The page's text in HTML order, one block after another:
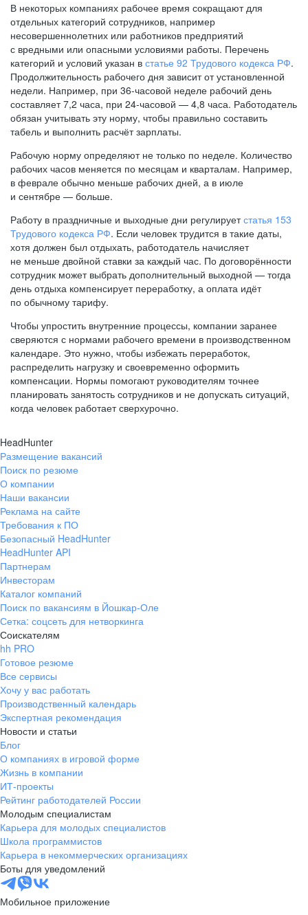
В некоторых компаниях рабочее время сокращают для
отдельных категорий сотрудников, например
несовершеннолетних или работников предприятий
с вредными или опасными условиями работы. Перечень
категорий и условий указан в статье 92 Трудового кодекса РФ.
Продолжительность рабочего дня зависит от установленной
недели. Например, при 36-часовой неделе рабочий день
составляет 7,2 часа, при 24-часовой — 4,8 часа. Работодатель
обязан учитывать эту норму, чтобы правильно составить
табель и выполнить расчёт зарплаты.
Рабочую норму определяют не только по неделе. Количество
рабочих часов меняется по месяцам и кварталам. Например,
в феврале обычно меньше рабочих дней, а в июле
и сентябре — больше.
Работу в праздничные и выходные дни регулируетстатья 153
Трудового кодекса РФ. Если человек трудится в такие даты,
хотя должен был отдыхать, работодатель начисляет
не меньше двойной ставки за каждый час. По договорённости
сотрудник может выбрать дополнительный выходной — тогда
день отдыха компенсирует переработку, а оплата идёт
по обычному тарифу.
Чтобы упростить внутренние процессы, компании заранее
сверяются с нормами рабочего времени в производственном
календаре. Это нужно, чтобы избежать переработок,
распределить нагрузку и своевременно оформить
компенсации. Нормы помогают руководителям точнее
планировать занятость сотрудников и не допускать ситуаций,
когда человек работает сверхурочно.
HeadHunter
Размещение вакансий
Поиск по резюме
О компании
Наши вакансии
Реклама на сайте
Требования к ПО
Безопасный HeadHunter
HeadHunter API
Партнерам
Инвесторам
Каталог компаний
Поиск по вакансиям в Йошкар-Оле
Сетка: соцсеть для нетворкинга
Соискателям
hh PRO
Готовое резюме
Все сервисы
Хочу у вас работать
Производственный календарь
Экспертная рекомендация
Новости и статьи
Блог
О компаниях в игровой форме
Жизнь в компании
ИТ-проекты
Рейтинг работодателей России
Молодым специалистам
Карьера для молодых специалистов
Школа программистов
Карьера в некоммерческих организациях
Боты для уведомлений
Мобильное приложение